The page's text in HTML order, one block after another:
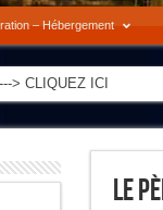
– Hébergement
> CLIQUEZ ICI
Le